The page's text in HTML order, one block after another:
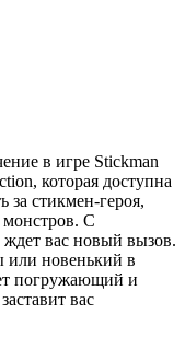
в игре Stickman
которая доступна
за стикмен-героя,
С
вас новый вызов.
или новенький в
погружающий и
вас